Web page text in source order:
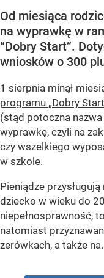
Od miesiąca
na wyprawkę w
“Dobry Start”.
wniosków o 300
1 sierpnia minął
programu „Dobry
(stąd potoczna
wyprawkę, czyli na
czy wszelkiego
w szkole.
Pieniądze
dziecko w wieku do
niepełnosprawność,
natomiast
zerówkach, a także